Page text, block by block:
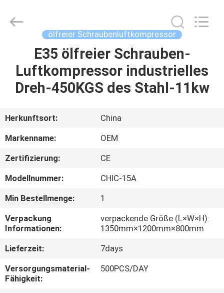
HAUSE
ÜBER
UNS
WERKSBESICHTIGUNG
QUALITÄTSKONTROLLE
KONTAKT
MIT
UNS
ölfreier Schraubenluftkompressor
E35 ölfreier Schrauben-
Luftkompressor industrielles
Dreh-450KGS des Stahl-11kw
Herkunftsort:
China
Markenname:
OEM
Zertifizierung:
CE
Modellnummer:
CHIC-15A
Min Bestellmenge:
1
Verpackung
Informationen:
verpackende Größe (L×W×H):
1350mm×1200mm×800mm
Lieferzeit:
7days
Versorgungsmaterial-
Fähigkeit:
500PCS/DAY